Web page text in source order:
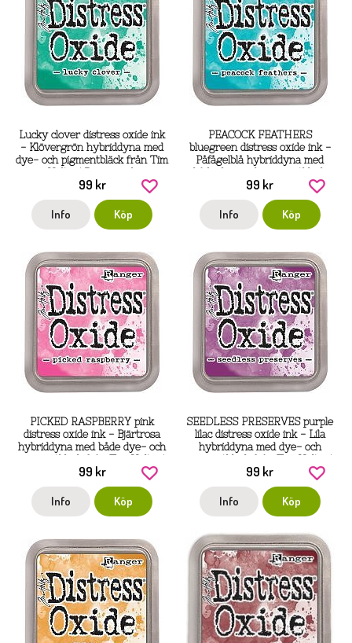
Lucky clover distress oxide ink
- Klövergrön hybriddyna med
dye- och pigmentbläck från Tim
Holtz / Ranger ink
99 kr
Info Köp
PEACOCK FEATHERS
bluegreen distress oxide ink -
Påfågelblå hybriddyna med
både dye- och pigmentbläck
från Tim Holtz / Ranger ink
99 kr
Info Köp
PICKED RASPBERRY pink
distress oxide ink - Bjärtrosa
hybriddyna med både dye- och
pigmentbläck från Tim Holtz /
Ranger ink
99 kr
Info Köp
SEEDLESS PRESERVES purple
lilac distress oxide ink - Lila
hybriddyna med dye- och
pigmentbläck från Tim Holtz /
Ranger ink
99 kr
Info Köp